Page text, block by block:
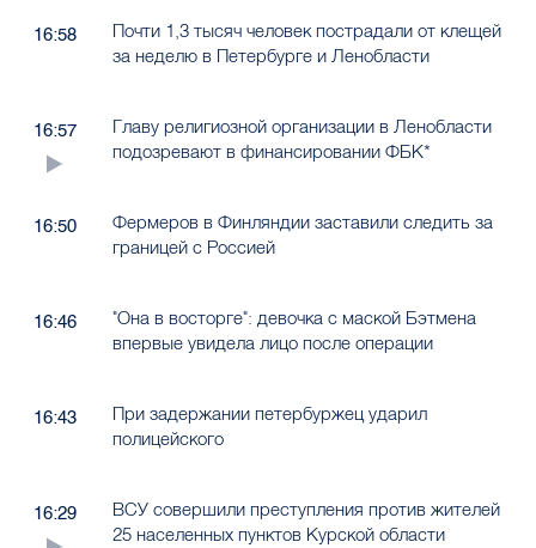
16:58
Почти 1,3 тысяч человек пострадали от клещей
за неделю в Петербурге и Ленобласти
16:57
Главу религиозной организации в Ленобласти
подозревают в финансировании ФБК*
16:50
Фермеров в Финляндии заставили следить за
границей с Россией
16:46
"Она в восторге": девочка с маской Бэтмена
впервые увидела лицо после операции
16:43
При задержании петербуржец ударил
полицейского
16:29
ВСУ совершили преступления против жителей
25 населенных пунктов Курской области